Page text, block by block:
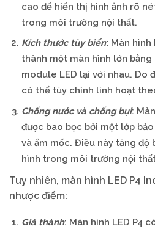
cao để hiển thị hình ảnh rõ
trong môi trường nội thất.
Kích thước tùy biến: Màn hình
thành một màn hình lớn
module LED lại với nhau. Do
có thể tùy chỉnh linh hoạt
Chống nước và chống bụi:
được bao bọc bởi một lớp
và ẩm mốc. Điều này tăng độ
hình trong môi trường nội
Tuy nhiên, màn hình LED P4
nhược điểm:
Giá thành: Màn hình LED P4